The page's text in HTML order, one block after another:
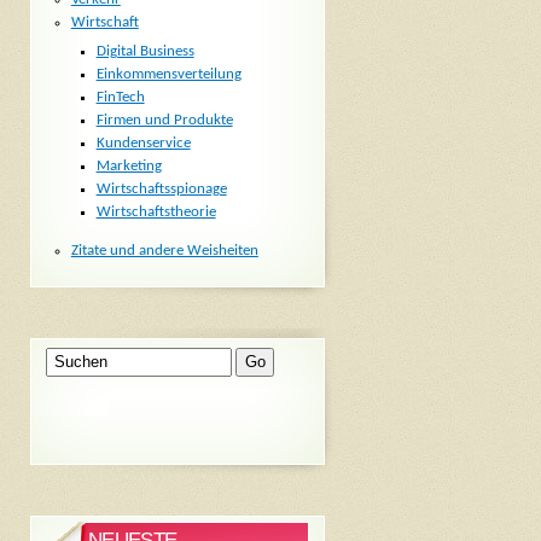
Wirtschaft
Digital Business
Einkommensverteilung
FinTech
Firmen und Produkte
Kundenservice
Marketing
Wirtschaftsspionage
Wirtschaftstheorie
Zitate und andere Weisheiten